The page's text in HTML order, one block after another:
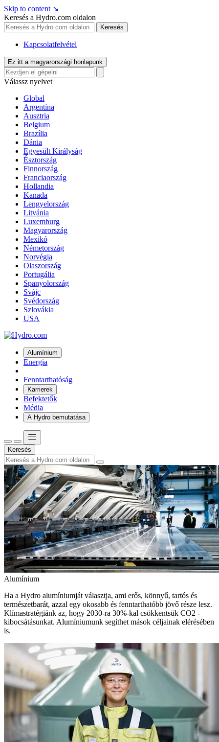
Skip to content ↘
Keresés a Hydro.com oldalon
Keresés
Kapcsolatfelvétel
Ez itt a magyarországi honlapunk
Válassz nyelvet
Global
Argentína
Ausztria
Belgium
Brazília
Dánia
Egyesült Királyság
Észtország
Finnország
Franciaország
Hollandia
Kanada
Lengyelország
Litvánia
Luxemburg
Magyarország
Mexikó
Németország
Norvégia
Olaszország
Portugália
Spanyolország
Svájc
Svédország
Szlovákia
USA
Alumínium
Energia
Fenntarthatóság
Karrierek
Befektetők
Média
A Hydro bemutatása
Keresés
Alumínium
Ha a Hydro alumíniumját választja, ami erős, könnyű, tartós és
természetbarát, azzal egy okosabb és fenntarthatóbb jövő része lesz.
Klímastratégiánk az, hogy 2030-ra 30%-kal csökkentsük CO2 -
kibocsátásunkat. Alumíniumunk segíthet mások céljainak elérésében
is.